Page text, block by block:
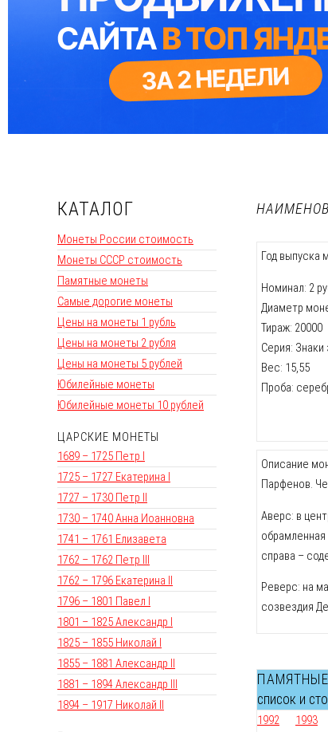
КАТАЛОГ
Монеты России стоимость
Монеты СССР стоимость
Памятные монеты
Самые дорогие монеты
Цены на монеты 1 рубль
Цены на монеты 2 рубля
Цены на монеты 5 рублей
Юбилейные монеты
Юбилейные монеты 10 рублей
ЦАРСКИЕ МОНЕТЫ
1689 – 1725 Петр I
1725 – 1727 Екатерина I
1727 – 1730 Петр II
1730 – 1740 Анна Иоанновна
1741 – 1761 Елизавета
1762 – 1762 Петр III
1762 – 1796 Екатерина II
1796 – 1801 Павел I
1801 – 1825 Александр I
1825 – 1855 Николай I
1855 – 1881 Александр II
1881 – 1894 Александр III
1894 – 1917 Николай II
Год выпуска
Номинал: 2
Диаметр
Тираж: 20000
Серия: Знаки
Вес: 15,55
Проба:
Описание
Парфенов.
Аверс: в
обрамленная
справа –
Реверс: на
созвездия
список и
1992 1993